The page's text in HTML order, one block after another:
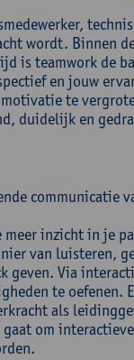
wordt. Binnen
is teamwork de
en jouw
te
duidelijk en
communicatie
inzicht in je
van luisteren,
geven. Via
te
als
om